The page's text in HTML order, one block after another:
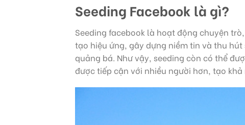
Seeding Facebook là gì?
Seeding facebook là hoạt động chuyện
tạo hiệu ứng, gây dựng niềm tin và thu
quảng bá. Như vậy, seeding còn có thể
được tiếp cận với nhiều người hơn, tạo